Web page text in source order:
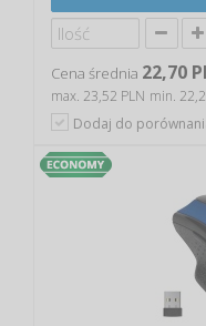
Cena średnia 22,70
max. 23,52 PLN min.
Dodaj do